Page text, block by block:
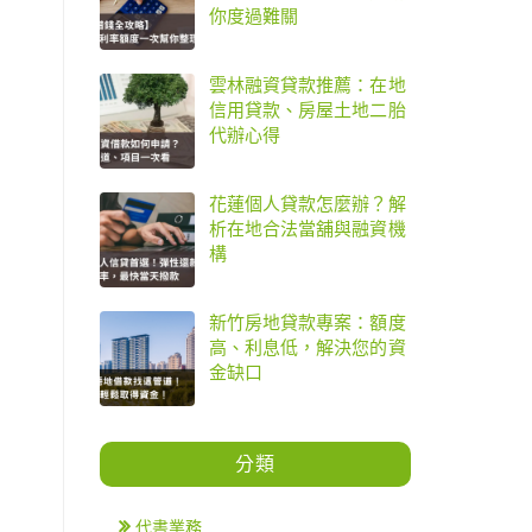
你度過難關
雲林融資貸款推薦：在地
信用貸款、房屋土地二胎
代辦心得
花蓮個人貸款怎麼辦？解
析在地合法當舖與融資機
構
新竹房地貸款專案：額度
高、利息低，解決您的資
金缺口
分類
代書業務